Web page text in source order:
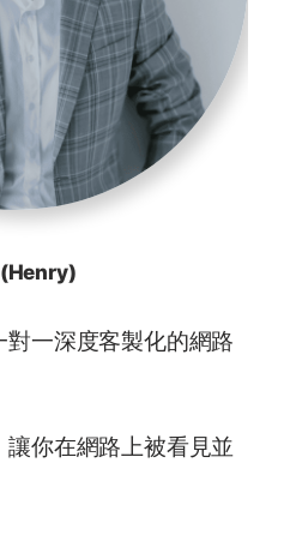
一深度客製化的網路
你在網路上被看見並